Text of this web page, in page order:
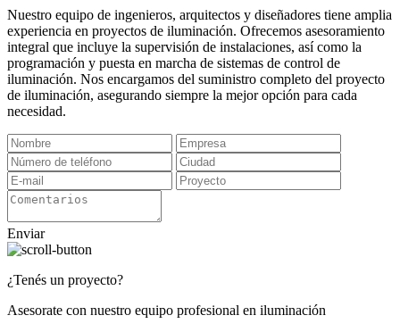
Nuestro equipo de ingenieros, arquitectos y diseñadores tiene amplia
experiencia en proyectos de iluminación. Ofrecemos asesoramiento
integral que incluye la supervisión de instalaciones, así como la
programación y puesta en marcha de sistemas de control de
iluminación. Nos encargamos del suministro completo del proyecto
de iluminación, asegurando siempre la mejor opción para cada
necesidad.
Enviar
¿Tenés un proyecto?
Asesorate con nuestro equipo profesional en iluminación